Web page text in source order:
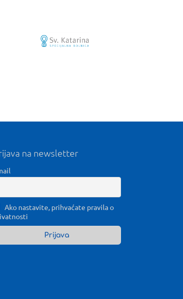
na newsletter
Ako nastavite, prihvaćate pravila o